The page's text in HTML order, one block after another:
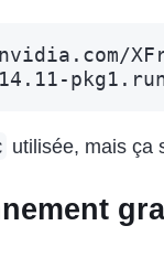
utilisée, mais ça